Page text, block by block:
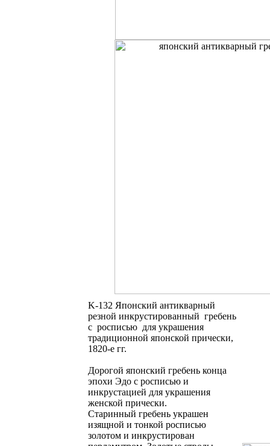
K-132 Японский антикварный
резной инкрустированный гребень
с росписью для украшения
традиционной японской прически,
1820-е гг.
Дорогой японский гребень конца
эпохи Эдо с росписью и
инкрустацией для украшения
женской прически.
Старинный гребень украшен
изящной и тонкой росписью
золотом и инкрустирован